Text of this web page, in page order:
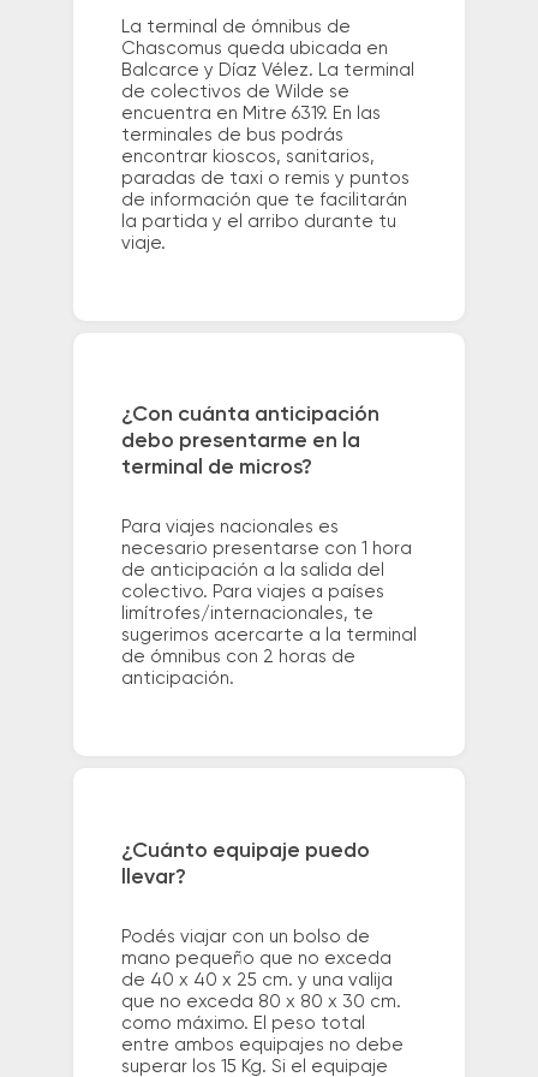
La terminal de ómnibus de
Chascomus queda ubicada en
Balcarce y Díaz Vélez. La terminal
de colectivos de Wilde se
encuentra en Mitre 6319. En las
terminales de bus podrás
encontrar kioscos, sanitarios,
paradas de taxi o remis y puntos
de información que te facilitarán
la partida y el arribo durante tu
viaje.
¿Con cuánta anticipación
debo presentarme en la
terminal de micros?
Para viajes nacionales es
necesario presentarse con 1 hora
de anticipación a la salida del
colectivo. Para viajes a países
limítrofes/internacionales, te
sugerimos acercarte a la terminal
de ómnibus con 2 horas de
anticipación.
¿Cuánto equipaje puedo
llevar?
Podés viajar con un bolso de
mano pequeño que no exceda
de 40 x 40 x 25 cm. y una valija
que no exceda 80 x 80 x 30 cm.
como máximo. El peso total
entre ambos equipajes no debe
superar los 15 Kg. Si el equipaje